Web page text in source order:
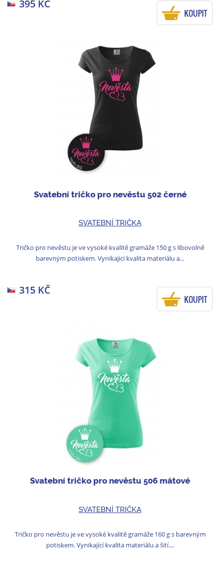
395 KČ
KOUPIT
Svatební tričko pro nevěstu 502 černé
SVATEBNÍ TRIČKA
Tričko pro nevěstu je ve vysoké kvalitě gramáže 150 g s libovolně
barevným potiskem. Vynikajicí kvalita materiálu a...
315 KČ
KOUPIT
Svatební tričko pro nevěstu 506 mátové
SVATEBNÍ TRIČKA
Tričko pro nevěstu je ve vysoké kvalitě gramáže 160 g s barevným
potiskem. Vynikající kvalita materiálu a šití....